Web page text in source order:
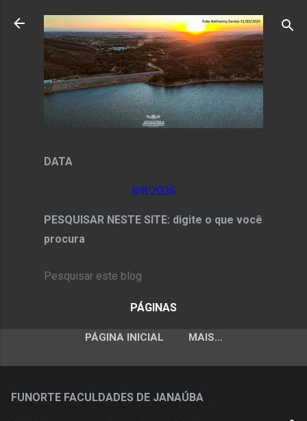
Pular para o conteúdo principal
DATA
8/8/2026
PESQUISAR NESTE SITE: digite o que você
procura
PÁGINAS
PÁGINA INICIAL MAIS…
FUNORTE FACULDADES DE JANAÚBA